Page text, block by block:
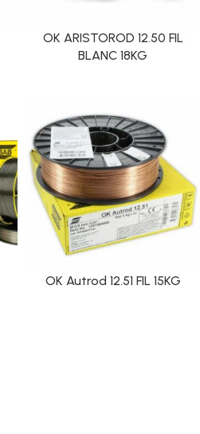
OK ARISTOROD 12.50 FIL
BLANC 18KG
OK Autrod 12.51 FIL 15KG